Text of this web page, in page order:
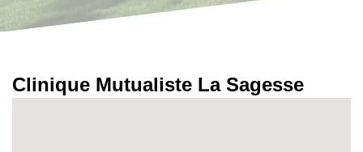
Clinique Mutualiste La Sagesse